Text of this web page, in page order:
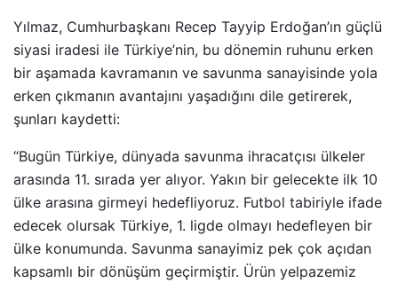
Yılmaz, Cumhurbaşkanı Recep Tayyip Erdoğan’ın güçlü
siyasi iradesi ile Türkiye’nin, bu dönemin ruhunu erken
bir aşamada kavramanın ve savunma sanayisinde yola
erken çıkmanın avantajını yaşadığını dile getirerek,
şunları kaydetti:
“Bugün Türkiye, dünyada savunma ihracatçısı ülkeler
arasında 11. sırada yer alıyor. Yakın bir gelecekte ilk 10
ülke arasına girmeyi hedefliyoruz. Futbol tabiriyle ifade
edecek olursak Türkiye, 1. ligde olmayı hedefleyen bir
ülke konumunda. Savunma sanayimiz pek çok açıdan
kapsamlı bir dönüşüm geçirmiştir. Ürün yelpazemiz